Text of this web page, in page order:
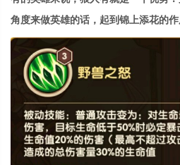
角度来做英雄的话，起到锦上添花的作